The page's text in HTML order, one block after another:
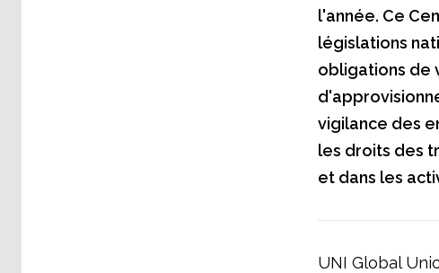
l'année. Ce
législations
obligations de
vigilance des
les droits des
et dans les
UNI Global